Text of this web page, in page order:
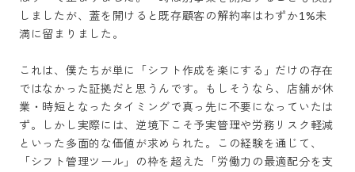
しましたが、蓋を開けると既存顧客の解約率はわずか1%未
満に留まりました。
これは、僕たちが単に「シフト作成を楽にする」だけの存在
ではなかった証拠だと思うんです。もしそうなら、店舗が休
業・時短となったタイミングで真っ先に不要になっていたは
ず。しかし実際には、逆境下こそ予実管理や労務リスク軽減
といった多面的な価値が求められた。この経験を通じて、
「シフト管理ツール」の枠を超えた「労働力の最適配分を支